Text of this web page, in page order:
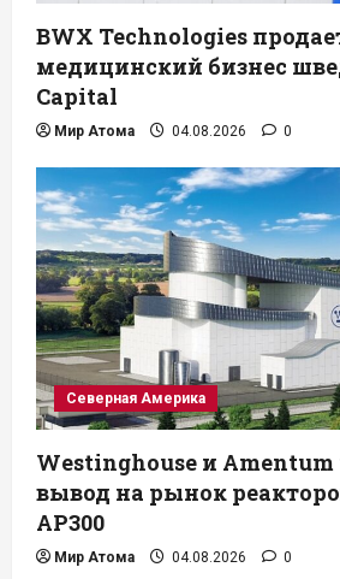
BWX Technologies
медицинский бизнес
Capital
Мир Атома 04.08.2026 0
Северная Америка
Westinghouse и Amentum
вывод на рынок
AP300
Мир Атома 04.08.2026 0